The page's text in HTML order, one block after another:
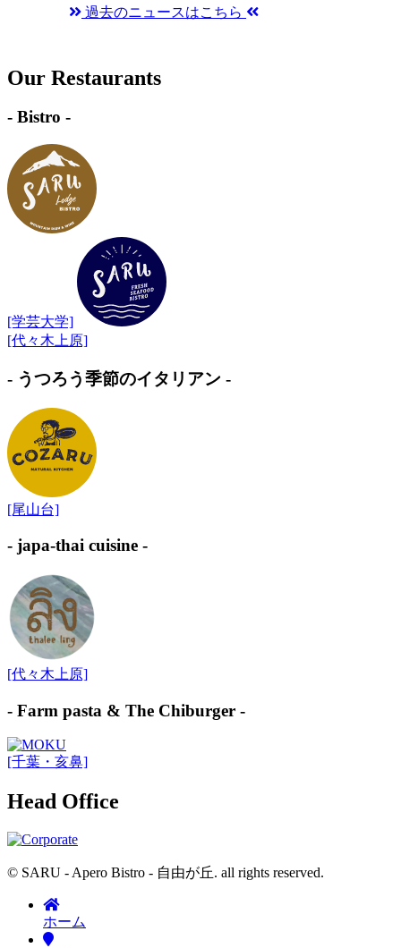
過去のニュースはこちら
Our Restaurants
- Bistro -
[学芸大学]
[代々木上原]
- うつろう季節のイタリアン -
[尾山台]
- japa-thai cuisine -
[代々木上原]
- Farm pasta & The Chiburger -
[千葉・亥鼻]
Head Office
© SARU - Apero Bistro - 自由が丘. all rights reserved.
ホーム